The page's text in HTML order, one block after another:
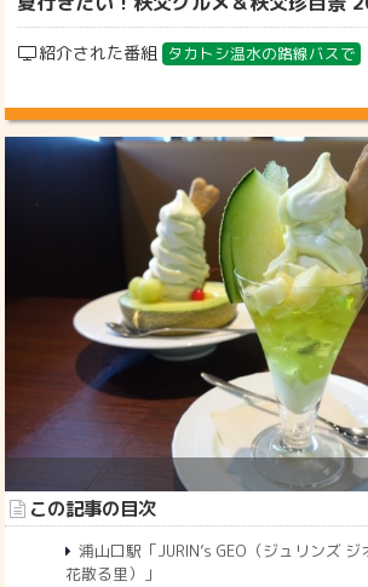
紹介された番組 タカトシ温水の路線バスで
この記事の目次
浦山口駅「JURIN’s GEO（ジュリンズ
花散る里）」